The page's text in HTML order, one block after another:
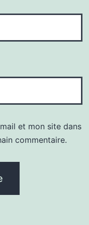
et mon site dans
commentaire.